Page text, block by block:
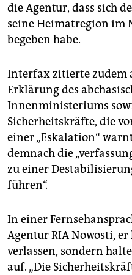
die Agentur, dass sich
seine Heimatregion im
begeben habe.
Interfax zitierte zudem
Erklärung des
Innenministeriums
Sicherheitskräfte, die
einer „Eskalation“
demnach die
zu einer
führen“.
In einer
Agentur RIA Nowosti,
verlassen, sondern
auf. „Die